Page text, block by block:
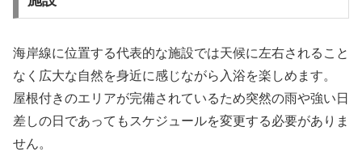
海岸線に位置する代表的な施設では天候に左右されること
なく広大な自然を身近に感じながら入浴を楽しめます。
屋根付きのエリアが完備されているため突然の雨や強い日
差しの日であってもスケジュールを変更する必要がありま
せん。